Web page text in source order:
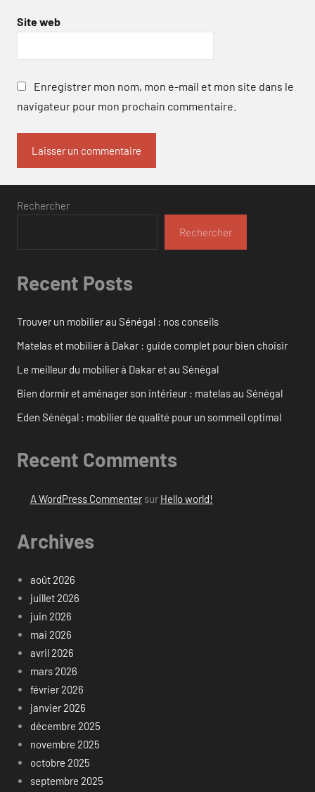
Site web
Enregistrer mon nom, mon e-mail et mon site dans le
navigateur pour mon prochain commentaire.
Rechercher
Rechercher
Recent Posts
Trouver un mobilier au Sénégal : nos conseils
Matelas et mobilier à Dakar : guide complet pour bien choisir
Le meilleur du mobilier à Dakar et au Sénégal
Bien dormir et aménager son intérieur : matelas au Sénégal
Eden Sénégal : mobilier de qualité pour un sommeil optimal
Recent Comments
A WordPress Commentersur Hello world!
Archives
août 2026
juillet 2026
juin 2026
mai 2026
avril 2026
mars 2026
février 2026
janvier 2026
décembre 2025
novembre 2025
octobre 2025
septembre 2025